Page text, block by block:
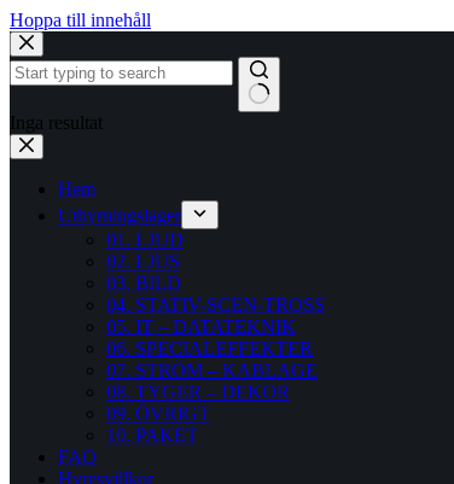
Hoppa till innehåll
Inga resultat
Hem
Uthyrningslager
01. LJUD
02. LJUS
03. BILD
04. STATIV-SCEN-TROSS
05. IT – DATATEKNIK
06. SPECIALEFFEKTER
07. STRÖM – KABLAGE
08. TYGER – DEKOR
09. ÖVRIGT
10. PAKET
FAQ
Hyresvillkor